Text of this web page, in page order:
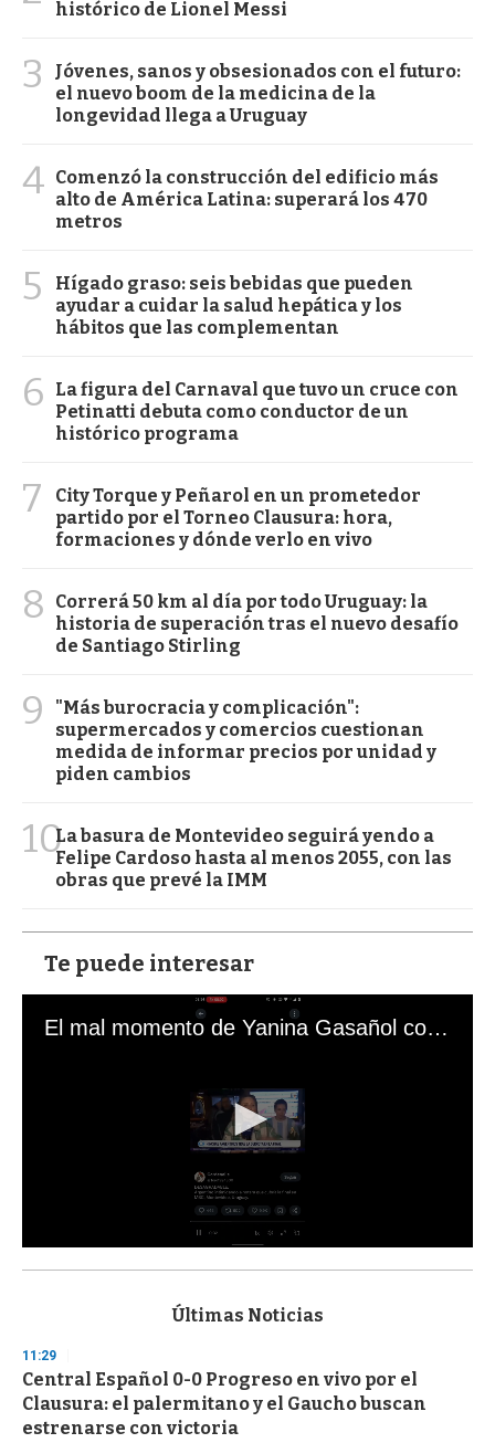
histórico de Lionel Messi
3
Jóvenes, sanos y obsesionados con el futuro:
el nuevo boom de la medicina de la
longevidad llega a Uruguay
4 Comenzó la construcción del edificio más
alto de América Latina: superará los 470
metros
5
Hígado graso: seis bebidas que pueden
ayudar a cuidar la salud hepática y los
hábitos que las complementan
6
La figura del Carnaval que tuvo un cruce con
Petinatti debuta como conductor de un
histórico programa
7
City Torque y Peñarol en un prometedor
partido por el Torneo Clausura: hora,
formaciones y dónde verlo en vivo
8
Correrá 50 km al día por todo Uruguay: la
historia de superación tras el nuevo desafío
de Santiago Stirling
9
"Más burocracia y complicación":
supermercados y comercios cuestionan
medida de informar precios por unidad y
piden cambios
10La basura de Montevideo seguirá yendo a
Felipe Cardoso hasta al menos 2055, con las
obras que prevé la IMM
Te puede interesar
El mal momento de Yanina Gasañol con un hincha argentino en "Subrayado"
s
d
s
o
f
3
Últimas Noticias
11:29
Central Español 0-0 Progreso en vivo por el
Clausura: el palermitano y el Gaucho buscan
estrenarse con victoria